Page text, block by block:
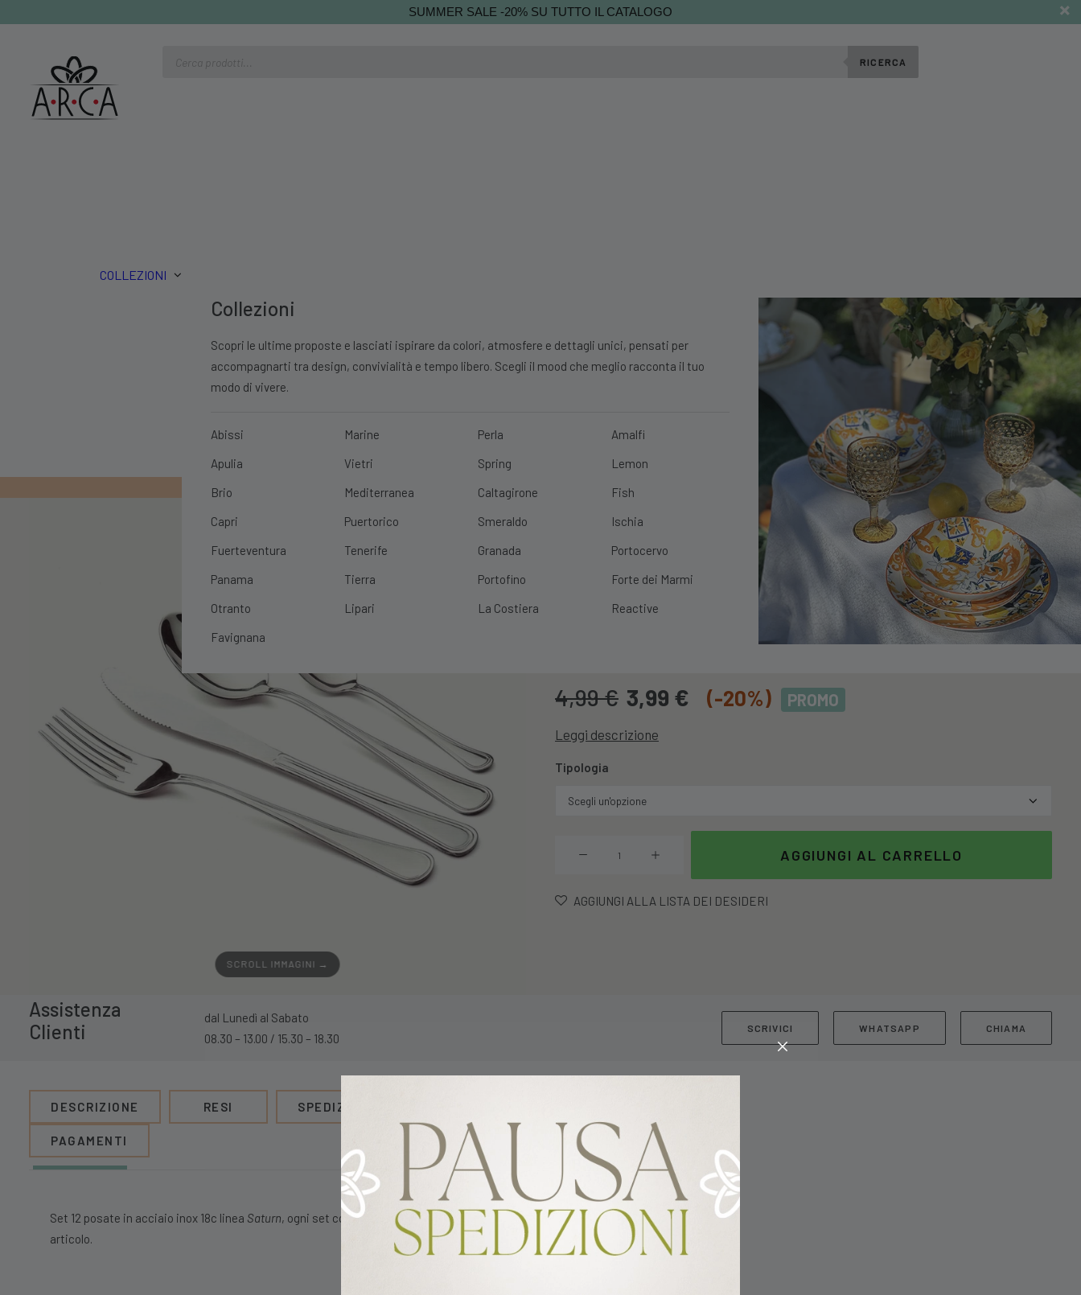
SUMMER SALE -20% SU TUTTO IL CATALOGO
RICERCA
COLLEZIONI
Collezioni
Scopri le ultime proposte e lasciati ispirare da colori, atmosfere e dettagli unici, pensati per
accompagnarti tra design, convivialità e tempo libero. Scegli il mood che meglio racconta il tuo
modo di vivere.
Abissi
Apulia
Brio
Capri
Fuerteventura
Panama
Otranto
Favignana
Marine
Vietri
Mediterranea
Puertorico
Tenerife
Tierra
Lipari
Perla
Spring
Caltagirone
Smeraldo
Granada
Portofino
La Costiera
Amalfi
Lemon
Fish
Ischia
Portocervo
Forte dei Marmi
Reactive
PRIMO ORDINE?10% DI SCONTO SCOPRI|SPEDIZIONE GRATUITA CON UN ORDINE MINIMO DI 99€
SCROLL IMMAGINI →
Set 12 Posate In Acciaio Inox 18c Linea
Saturn
4,99€ 3,99 € (-20%) PROMO
Leggi descrizione
Tipologia
In
AGGIUNGI AL CARRELLO
AGGIUNGI ALLA LISTA DEI DESIDERI
Assistenza
Clienti
dal Lunedì al Sabato
08.30 – 13.00 / 15.30 – 18.30
SCRIVICI WHATSAPP CHIAMA
DESCRIZIONE RESI SPEDIZIONI
PAGAMENTI
Set 12 posate in acciaio inox 18c linea Saturn, ogni set comprende 12 pezzi dello stesso
articolo.